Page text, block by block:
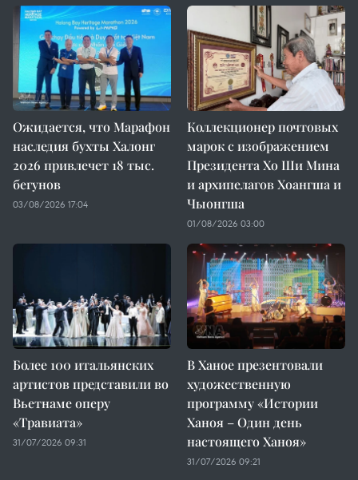
Ожидается, что Марафон
наследия бухты Халонг
2026 привлечет 18 тыс.
бегунов
03/08/2026 17:04
Коллекционер почтовых
марок с изображением
Президента Хо Ши Мина
и архипелагов Хоангша и
Чыонгша
01/08/2026 03:00
Более 100 итальянских
артистов представили во
Вьетнаме оперу
«Травиата»
31/07/2026 09:31
В Ханое презентовали
художественную
программу «Истории
Ханоя – Один день
настоящего Ханоя»
31/07/2026 09:21